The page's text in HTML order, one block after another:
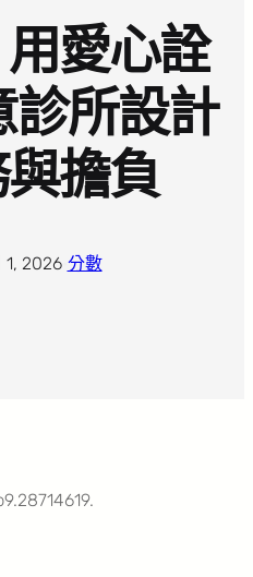
愛心詮
診所設計
擔負
1, 2026· 分數